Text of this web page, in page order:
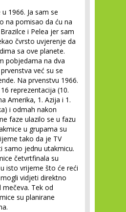
1966. Ja sam se
na pomisao da ću na
i Pelea jer sam
čvrsto uvjerenje da
sa ove planete.
pobjedama na dva
već su se
Na prvenstvu 1966.
reprezentacija (10.
Amerika, 1. Azija i 1.
i odmah nakon
faze ulazilo se u fazu
u grupama su
tako da je TV
samo jednu utakmicu.
četvrtfinala su
isto vrijeme što će reći
vidjeti direktno
Tek od
su planirane